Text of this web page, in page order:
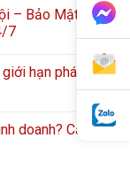
– Bảo Mật Tuyệt
7
hạn pháp lý
doanh? Cảnh